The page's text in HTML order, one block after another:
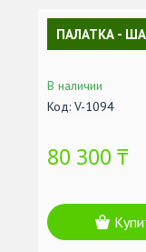
ПАЛАТКА -
В наличии
Код: V-1094
80 300 ₸